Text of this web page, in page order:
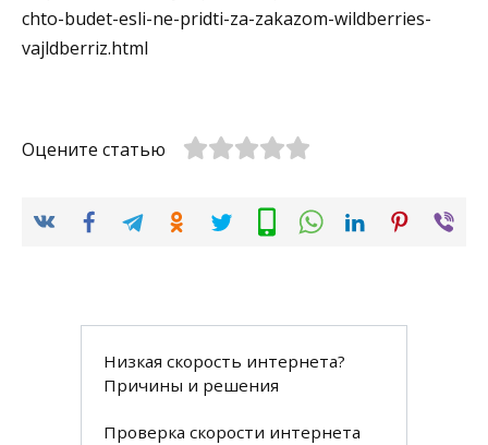
chto-budet-esli-ne-pridti-za-zakazom-wildberries-
vajldberriz.html
Оцените статью
Низкая скорость интернета?
Причины и решения
Проверка скорости интернета